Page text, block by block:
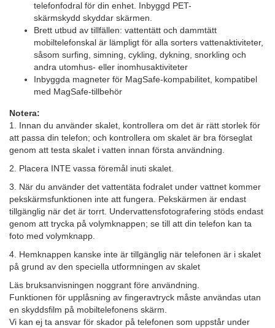
telefonfodral för din enhet. Inbyggd PET-
skärmskydd skyddar skärmen.
Brett utbud av tillfällen: vattentätt och dammtätt
mobiltelefonskal är lämpligt för alla sorters vattenaktiviteter,
såsom surfing, simning, cykling, dykning, snorkling och
andra utomhus- eller inomhusaktiviteter
Inbyggda magneter för MagSafe-kompabilitet, kompatibel
med MagSafe-tillbehör
Notera:
1. Innan du använder skalet, kontrollera om det är rätt storlek för
att passa din telefon; och kontrollera om skalet är bra förseglat
genom att testa skalet i vatten innan första användning.
2. Placera INTE vassa föremål inuti skalet.
3. När du använder det vattentäta fodralet under vattnet kommer
pekskärmsfunktionen inte att fungera. Pekskärmen är endast
tillgänglig när det är torrt. Undervattensfotografering stöds endast
genom att trycka på volymknappen; se till att din telefon kan ta
foto med volymknapp.
4. Hemknappen kanske inte är tillgänglig när telefonen är i skalet
på grund av den speciella utformningen av skalet
Läs bruksanvisningen noggrant före användning.
Funktionen för upplåsning av fingeravtryck måste användas utan
en skyddsfilm på mobiltelefonens skärm.
Vi kan ej ta ansvar för skador på telefonen som uppstår under